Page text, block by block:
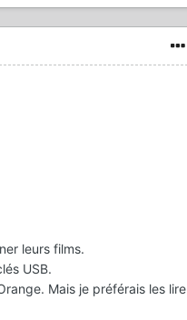
leurs films.
USB.
Mais je préférais les lire